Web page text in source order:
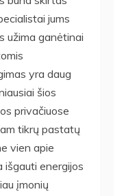
jums
užima ganėtinai
yra daug
šios
privačiuose
tikrų pastatų
vien apie
išgauti energijos
įmonių